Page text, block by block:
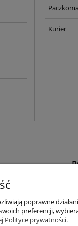
Kurier
poprawne
preferencji,
Polityce prywatności.